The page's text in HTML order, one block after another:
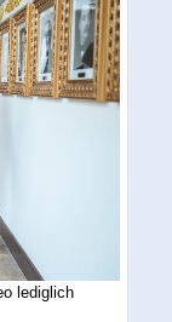
lediglich